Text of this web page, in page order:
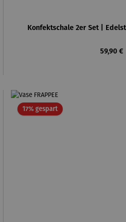
Konfektschale 2er Set |
59,90 €
17% gespartRabatt